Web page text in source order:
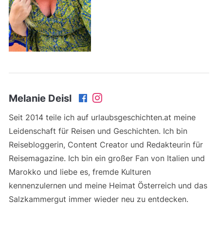
Melanie Deisl
Seit 2014 teile ich auf urlaubsgeschichten.at meine
Leidenschaft für Reisen und Geschichten. Ich bin
Reisebloggerin, Content Creator und Redakteurin für
Reisemagazine. Ich bin ein großer Fan von Italien und
Marokko und liebe es, fremde Kulturen
kennenzulernen und meine Heimat Österreich und das
Salzkammergut immer wieder neu zu entdecken.